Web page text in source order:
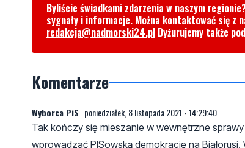
Byliście świadkami zdarzenia w naszym
sygnały i informacje. Można kontaktować się z
redakcja@nadmorski24.pl Dyżurujemy także
Komentarze
Wyborca PiS poniedziałek, 8 listopada 2021 - 14:29:40
Tak kończy się mieszanie w wewnętrzne
wprowadzać PISowską demokrację na